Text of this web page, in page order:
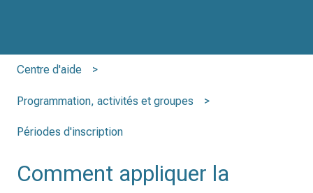
Centre d'aide
Programmation, activités et groupes
Périodes d'inscription
Comment appliquer la